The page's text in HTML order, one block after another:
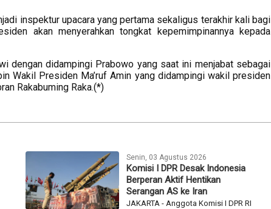
inspektur upacara yang pertama sekaligus terakhir kali bagi
akan menyerahkan tongkat kepemimpinannya kepada
dengan didampingi Prabowo yang saat ini menjabat sebagai
Wakil Presiden Ma’ruf Amin yang didampingi wakil presiden
Rakabuming Raka.(*)
Senin, 03 Agustus 2026
Komisi I DPR Desak Indonesia
Berperan Aktif Hentikan
Serangan AS ke Iran
JAKARTA - Anggota Komisi I DPR RI